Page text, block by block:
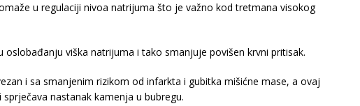
u regulaciji nivoa natrijuma što je važno kod tretmana visokog
oslobađanju viška natrijuma i tako smanjuje povišen krvni pritisak.
i sa smanjenim rizikom od infarkta i gubitka mišićne mase, a ovaj
nastanak kamenja u bubregu.